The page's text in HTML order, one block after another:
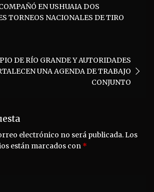
EN USHUAIA DOS
TORNEOS NACIONALES DE TIRO
DE RÍO GRANDE Y AUTORIDADES
UNA AGENDA DE TRABAJO
CONJUNTO
electrónico no será publicada.Los
están marcados con *